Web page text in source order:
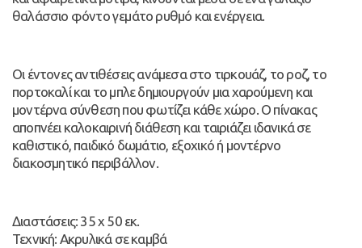
θαλάσσιο φόντο γεμάτο ρυθμό και ενέργεια.
Οι έντονες αντιθέσεις ανάμεσα στο τιρκουάζ, το ροζ, το
πορτοκαλί και το μπλε δημιουργούν μια χαρούμενη και
μοντέρνα σύνθεση που φωτίζει κάθε χώρο. Ο πίνακας
αποπνέει καλοκαιρινή διάθεση και ταιριάζει ιδανικά σε
καθιστικό, παιδικό δωμάτιο, εξοχικό ή μοντέρνο
διακοσμητικό περιβάλλον.
Διαστάσεις: 35 x 50 εκ.
Τεχνική: Ακρυλικά σε καμβά